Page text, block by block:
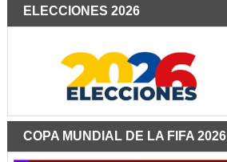
ELECCIONES 2026
COPA MUNDIAL DE LA FIFA 2026